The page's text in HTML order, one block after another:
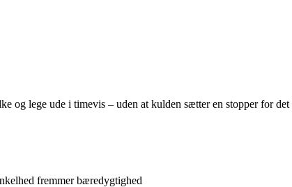
og lege ude i timevis – uden at kulden sætter en stopper for det
fremmer bæredygtighed